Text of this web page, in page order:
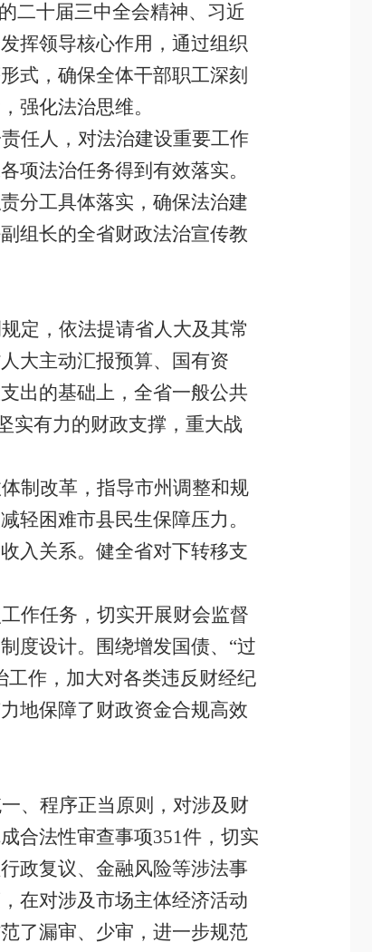
二十届三中全会精神、习近
挥领导核心作用，通过组织
式，确保全体干部职工深刻
强化法治思维。
任人，对法治建设重要工作
项法治任务得到有效落实。
分工具体落实，确保法治建
组长的全省财政法治宣传教
定，依法提请省人大及其常
大主动汇报预算、国有资
出的基础上，全省一般公共
实有力的财政支撑，重大战
制改革，指导市州调整和规
减轻困难市县民生保障压力 。
入关系。健全省对下转移支
作任务，切实开展财会监督
度设计。围绕增发国债、 “过
工作 ，加大对各类违反财经纪
地保障了财政资金合规高效
、程序正当原则，对涉及财
合法性审查事项351件，切实
政复议、金融风险等涉法事
在对涉及市场主体经济活动
了漏审、少审，进一步规范